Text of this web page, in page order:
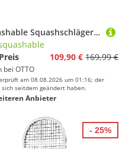
Unsquashable Squashschläger Syn-Tec 125 (125g/grifflastig) 2024 schwarz - besaitet
109,90 € 169,99 €
bei OTTO
am 08.08.2026 um 01:16; der
sich seitdem geändert haben.
Anbieter
- 25%